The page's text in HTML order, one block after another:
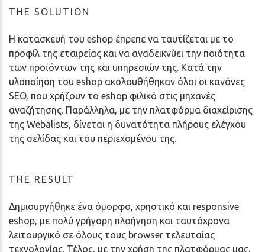
THE SOLUTION
Η κατασκευή του eshop έπρεπε να ταυτίζεται με το
προφίλ της εταιρείας και να αναδεικνύει την ποιότητα
των προϊόντων της και υπηρεσιών της. Κατά την
υλοποίηση του eshop ακολουθήθηκαν όλοι οι κανόνες
SEO, που χρήζουν το eshop φιλικό στις μηχανές
αναζήτησης. Παράλληλα, με την πλατφόρμα διαχείρισης
της Webalists, δίνεται η δυνατότητα πλήρους ελέγχου
της σελίδας και του περιεχομένου της.
THE RESULT
Δημιουργήθηκε ένα όμορφο, χρηστικό και responsive
eshop, με πολύ γρήγορη πλοήγηση και ταυτόχρονα
λειτουργικό σε όλους τους browser τελευταίας
τεχνολογίας. Τέλος, με την χρήση της πλατφόρμας μας,